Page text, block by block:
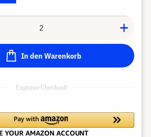
In den Warenkorb
Express-Checkout